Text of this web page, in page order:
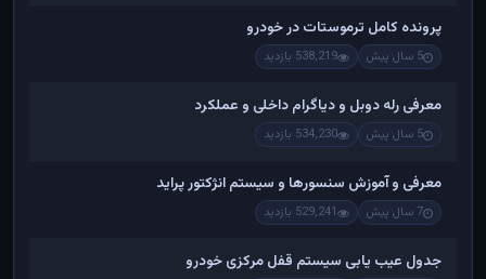
پرونده کامل ترموستات در خودرو
5 سال پیش 538,219 بازدید
معرفی رله دوبل و دیاگرام داخلی و عملکرد
5 سال پیش 534,230 بازدید
معرفی و آموزش سنسورها و سیستم انژکتور پراید
7 سال پیش 529,241 بازدید
جدول عیب یابی سیستم قفل مرکزی خودرو